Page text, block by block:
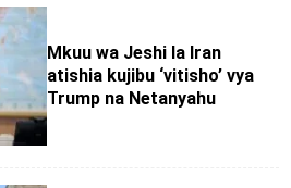
Mkuu wa Jeshi la Iran
atishia kujibu ‘vitisho’ vya
Trump na Netanyahu